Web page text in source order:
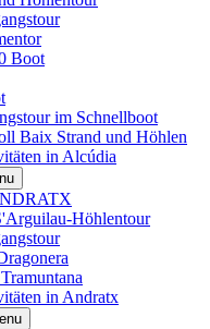
Boot
im Schnellboot
Baix Strand und Höhlen
in Alcúdia
Höhlentour
in Andratx